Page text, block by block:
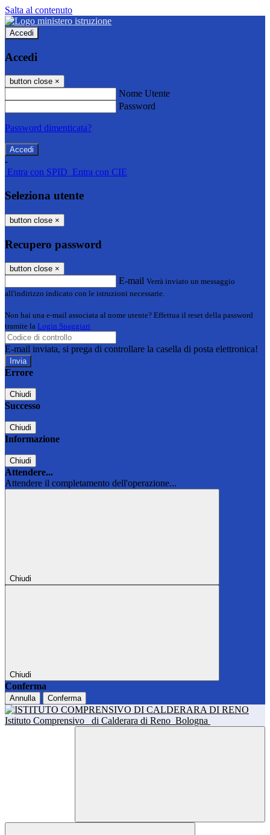
Salta al contenuto
Accedi
Accedi
button close ×
Nome Utente
Password
Password dimenticata?
-
Entra con SPID Entra con CIE
Seleziona utente
button close ×
Recupero password
button close ×
E-mail Verrà inviato un messaggio
all'indirizzo indicato con le istruzioni necessarie.
Non hai una e-mail associata al nome utente? Effettua il reset della password
tramite la Login Spaggiari
E-mail inviata, si prega di controllare la casella di posta elettronica!
Errore
Chiudi
Successo
Chiudi
Informazione
Chiudi
Attendere...
Attendere il completamento dell'operazione...
Chiudi
Chiudi
Conferma
Annulla Conferma
Istituto Comprensivo di Calderara di Reno Bologna